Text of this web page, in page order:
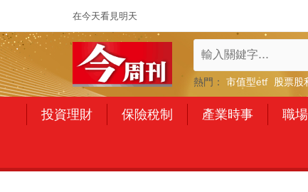
在今天看見明天
熱門： 市值型etf 股票股
投資理財 保險稅制 產業時事 職